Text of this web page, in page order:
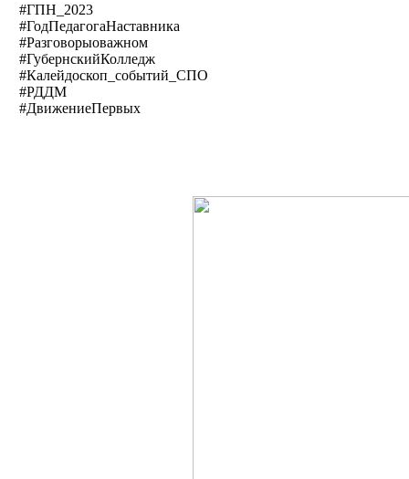
#ГПН_2023
#ГодПедагогаНаставника
#Разговорыоважном
#ГубернскийКолледж
#Калейдоскоп_событий_СПО
#РДДМ
#ДвижениеПервых